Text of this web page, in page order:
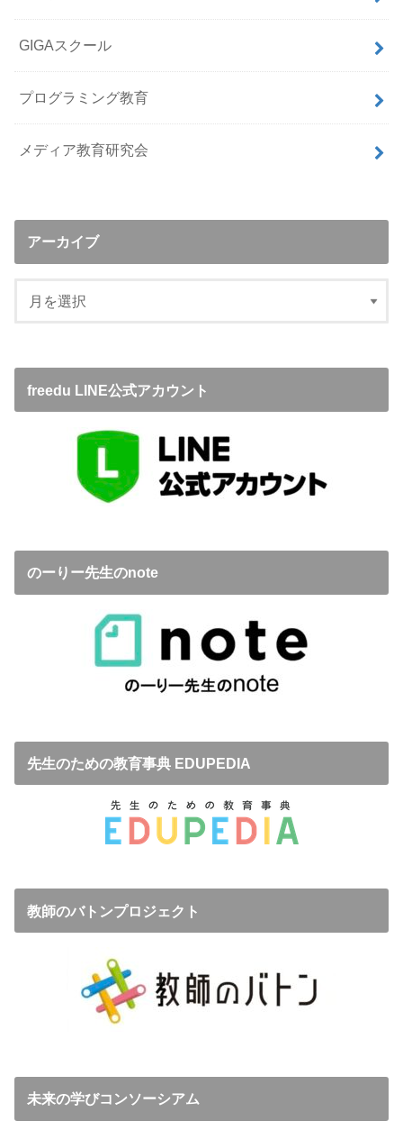
GIGAスクール
プログラミング教育
メディア教育研究会
アーカイブ
freedu LINE公式アカウント
のーりー先生のnote
先生のための教育事典 EDUPEDIA
教師のバトンプロジェクト
未来の学びコンソーシアム